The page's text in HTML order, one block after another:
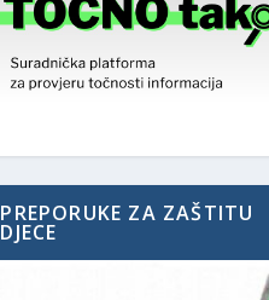
PREPORUKE ZA ZAŠTITU
DJECE